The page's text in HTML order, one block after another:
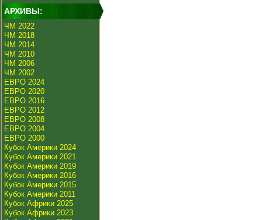
АРХИВЫ:
ЧМ 2022
ЧМ 2018
ЧМ 2014
ЧМ 2010
ЧМ 2006
ЧМ 2002
ЕВРО 2024
ЕВРО 2020
ЕВРО 2016
ЕВРО 2012
ЕВРО 2008
ЕВРО 2004
ЕВРО 2000
Кубок Америки 2024
Кубок Америки 2021
Кубок Америки 2019
Кубок Америки 2016
Кубок Америки 2015
Кубок Америки 2011
Кубок Африки 2025
Кубок Африки 2023